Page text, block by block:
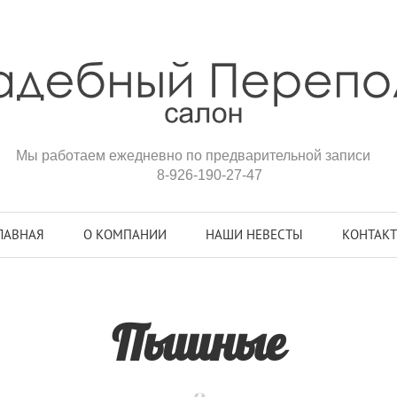
Мы работаем ежедневно по предварительной записи
8-926-190-27-47
О КОМПАНИИ НАШИ НЕВЕСТЫ
Пышные